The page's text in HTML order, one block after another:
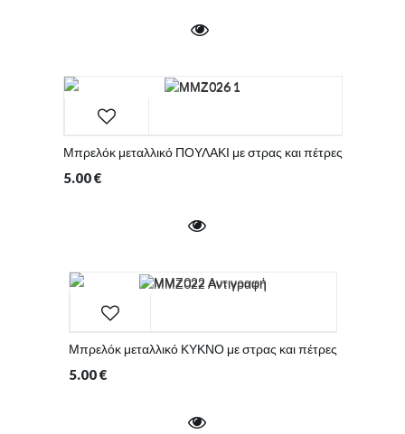
Μπρελόκ μεταλλικό ΠΟΥΛΑΚΙ με στρας και πέτρες
5.00€
Μπρελόκ μεταλλικό ΚΥΚΝΟ με στρας και πέτρες
5.00€